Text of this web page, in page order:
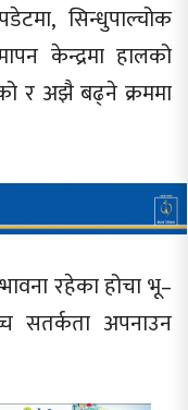
सिन्धुपाल्चोक
केन्द्रमा हालको
र अझै बढ्ने क्रममा
रहेका होचा भू–
सतर्कता अपनाउन